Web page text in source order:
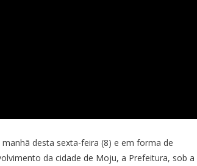
desta sexta-feira (8) e em forma de
da cidade de Moju, a Prefeitura, sob a